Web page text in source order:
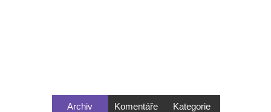
Archiv Komentáře Kategorie